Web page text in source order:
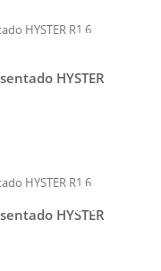
HYSTER
HYSTER